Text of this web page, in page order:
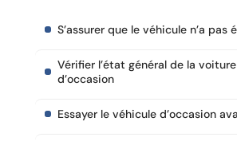
S’assurer que le véhicule n’a pas
Vérifier l’état général de la voiture
d’occasion
Essayer le véhicule d’occasion